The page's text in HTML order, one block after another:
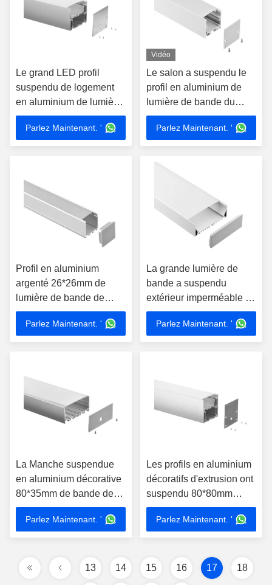
Le grand LED profil
suspendu de logement
en aluminium de lumière
de bande du lobby
imperméabilisent
Parlez Maintenant. '
Vidéo
Le salon a suspendu le
profil en aluminium de
lumière de bande du
profil 35*35mm LED de
LED
Parlez Maintenant. '
Profil en aluminium
argenté 26*26mm de
lumière de bande de
LED suspendus monté
Parlez Maintenant. '
La grande lumière de
bande a suspendu
extérieur imperméable du
profil 102*35mm de LED
monté
Parlez Maintenant. '
La Manche suspendue
en aluminium décorative
80*35mm de bande de
logement léger de la
grande pièce LED
Parlez Maintenant. '
Les profils en aluminium
décoratifs d'extrusion ont
suspendu 80*80mm
logeant pour des
lumières de LED
Parlez Maintenant. '
13 14 15 16 17 18